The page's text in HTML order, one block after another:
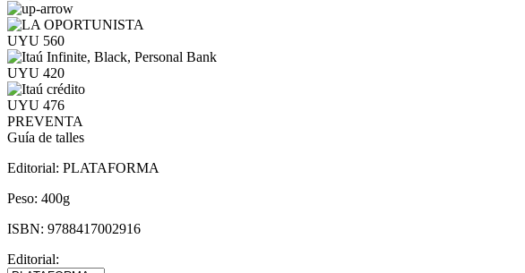
UYU 560
UYU 420
UYU 476
PREVENTA
Guía de talles
Editorial: PLATAFORMA
Peso: 400g
ISBN: 9788417002916
Editorial: